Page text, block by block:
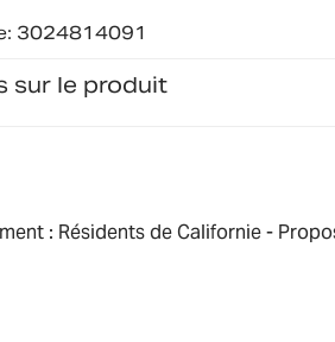
3024814091
sur le produit
: Résidents de Californie -